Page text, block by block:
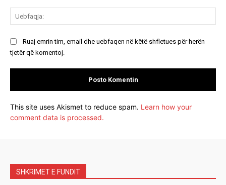
Ruaj emrin tim, email dhe uebfaqen në këtë shfletues për herën
tjetër që komentoj.
This site uses Akismet to reduce spam. Learn how your
comment data is processed.
SHKRIMET E FUNDIT